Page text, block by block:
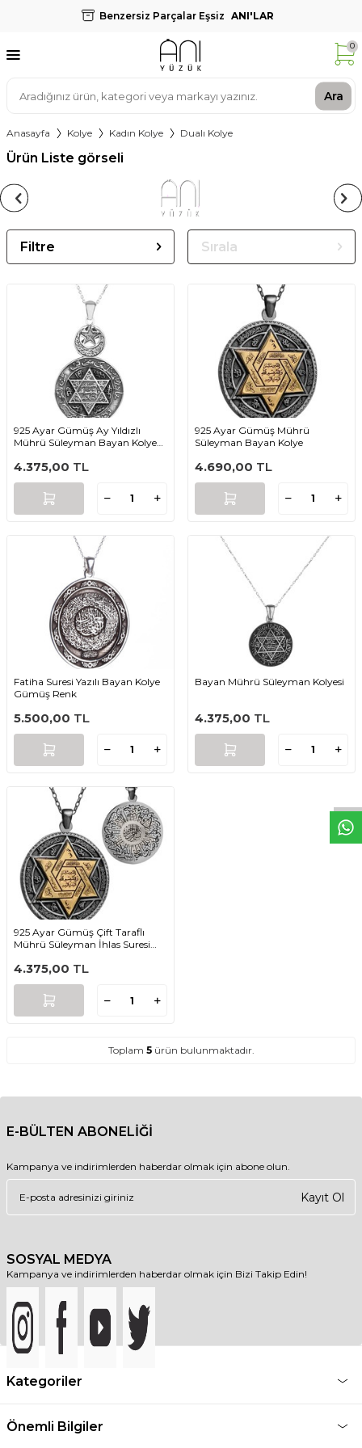
W
h
t
s
a
p
p
D
e
s
e
H
a
t
t
Benzersiz Parçalar Eşsiz ANI'LAR
Ara
0
Anasayfa Kolye Kadın Kolye Dualı Kolye
Ürün Liste görseli
Filtre Sırala
925 Ayar Gümüş Ay Yıldızlı
Mührü Süleyman Bayan Kolye
4.375,00 TL
925 Ayar Gümüş Mührü
Süleyman Bayan Kolye
4.690,00 TL
Fatiha Suresi Yazılı Bayan Kolye
Gümüş Renk
5.500,00 TL
Bayan Mührü Süleyman Kolyesi
4.375,00 TL
925 Ayar Gümüş Çift Taraflı
Mührü Süleyman İhlas Suresi
4.375,00 TL
Toplam 5ürün bulunmaktadır.
E-BÜLTEN ABONELİĞİ
Kampanya ve indirimlerden haberdar olmak için abone olun.
Kayıt Ol
SOSYAL MEDYA
Kampanya ve indirimlerden haberdar olmak için Bizi Takip Edin!
Kategoriler
Önemli Bilgiler